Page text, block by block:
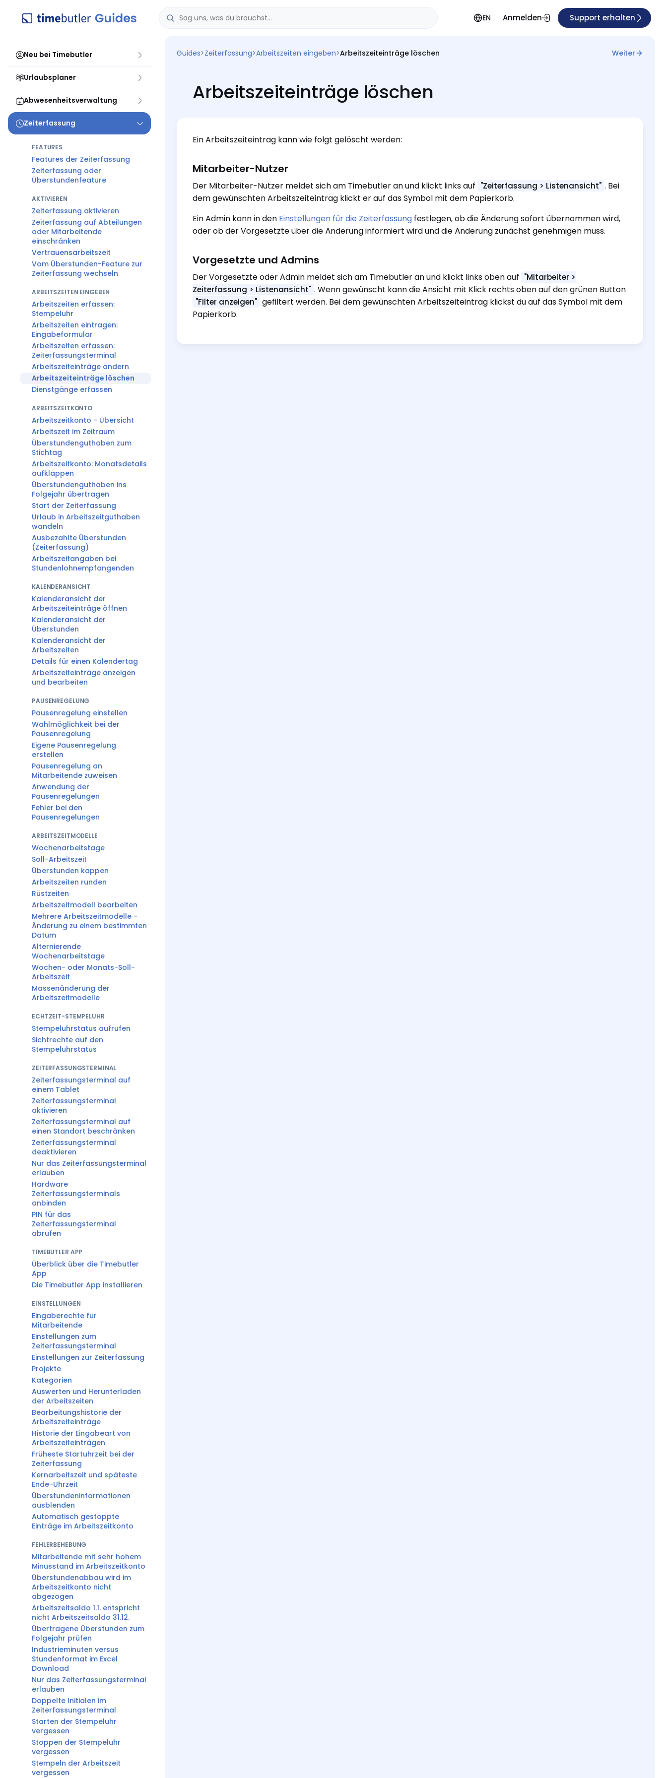
EN Anmelden Support erhalten
Neu bei Timebutler
Urlaubsplaner
Abwesenheitsverwaltung
Zeiterfassung
FEATURES
Features der Zeiterfassung
Zeiterfassung oder
Überstundenfeature
AKTIVIEREN
Zeiterfassung aktivieren
Zeiterfassung auf Abteilungen
oder Mitarbeitende
einschränken
Vertrauensarbeitszeit
Vom Überstunden-Feature zur
Zeiterfassung wechseln
ARBEITSZEITEN EINGEBEN
Arbeitszeiten erfassen:
Stempeluhr
Arbeitszeiten eintragen:
Eingabeformular
Arbeitszeiten erfassen:
Zeiterfassungsterminal
Arbeitszeiteinträge ändern
Arbeitszeiteinträge löschen
Dienstgänge erfassen
ARBEITSZEITKONTO
Arbeitszeitkonto - Übersicht
Arbeitszeit im Zeitraum
Überstundenguthaben zum
Stichtag
Arbeitszeitkonto: Monatsdetails
aufklappen
Überstundenguthaben ins
Folgejahr übertragen
Start der Zeiterfassung
Urlaub in Arbeitszeitguthaben
wandeln
Ausbezahlte Überstunden
(Zeiterfassung)
Arbeitszeitangaben bei
Stundenlohnempfangenden
KALENDERANSICHT
Kalenderansicht der
Arbeitszeiteinträge öffnen
Kalenderansicht der
Überstunden
Kalenderansicht der
Arbeitszeiten
Details für einen Kalendertag
Arbeitszeiteinträge anzeigen
und bearbeiten
PAUSENREGELUNG
Pausenregelung einstellen
Wahlmöglichkeit bei der
Pausenregelung
Eigene Pausenregelung
erstellen
Pausenregelung an
Mitarbeitende zuweisen
Anwendung der
Pausenregelungen
Fehler bei den
Pausenregelungen
ARBEITSZEITMODELLE
Wochenarbeitstage
Soll-Arbeitszeit
Überstunden kappen
Arbeitszeiten runden
Rüstzeiten
Arbeitszeitmodell bearbeiten
Mehrere Arbeitszeitmodelle -
Änderung zu einem bestimmten
Datum
Alternierende
Wochenarbeitstage
Wochen- oder Monats-Soll-
Arbeitszeit
Massenänderung der
Arbeitszeitmodelle
ECHTZEIT-STEMPELUHR
Stempeluhrstatus aufrufen
Sichtrechte auf den
Stempeluhrstatus
ZEITERFASSUNGSTERMINAL
Zeiterfassungsterminal auf
einem Tablet
Zeiterfassungsterminal
aktivieren
Zeiterfassungsterminal auf
einen Standort beschränken
Zeiterfassungsterminal
deaktivieren
Nur das Zeiterfassungsterminal
erlauben
Hardware
Zeiterfassungsterminals
anbinden
PIN für das
Zeiterfassungsterminal
abrufen
TIMEBUTLER APP
Überblick über die Timebutler
App
Die Timebutler App installieren
EINSTELLUNGEN
Eingaberechte für
Mitarbeitende
Einstellungen zum
Zeiterfassungsterminal
Einstellungen zur Zeiterfassung
Projekte
Kategorien
Auswerten und Herunterladen
der Arbeitszeiten
Bearbeitungshistorie der
Arbeitszeiteinträge
Historie der Eingabeart von
Arbeitszeiteinträgen
Früheste Startuhrzeit bei der
Zeiterfassung
Kernarbeitszeit und späteste
Ende-Uhrzeit
Überstundeninformationen
ausblenden
Automatisch gestoppte
Einträge im Arbeitszeitkonto
FEHLERBEHEBUNG
Mitarbeitende mit sehr hohem
Minusstand im Arbeitszeitkonto
Überstundenabbau wird im
Arbeitszeitkonto nicht
abgezogen
Arbeitszeitsaldo 1.1. entspricht
nicht Arbeitszeitsaldo 31.12.
Übertragene Überstunden zum
Folgejahr prüfen
Industrieminuten versus
Stundenformat im Excel
Download
Nur das Zeiterfassungsterminal
erlauben
Doppelte Initialen im
Zeiterfassungsterminal
Starten der Stempeluhr
vergessen
Stoppen der Stempeluhr
vergessen
Stempeln der Arbeitszeit
vergessen
Guides>Zeiterfassung>Arbeitszeiten eingeben>Arbeitszeiteinträge löschen Weiter
Arbeitszeiteinträge löschen
Ein Arbeitszeiteintrag kann wie folgt gelöscht werden:
Mitarbeiter-Nutzer
Der Mitarbeiter-Nutzer meldet sich am Timebutler an und klickt links auf "Zeiterfassung > Listenansicht" . Bei
dem gewünschten Arbeitszeiteintrag klickt er auf das Symbol mit dem Papierkorb.
Ein Admin kann in den Einstellungen für die Zeiterfassung festlegen, ob die Änderung sofort übernommen wird,
oder ob der Vorgesetzte über die Änderung informiert wird und die Änderung zunächst genehmigen muss.
Vorgesetzte und Admins
Der Vorgesetzte oder Admin meldet sich am Timebutler an und klickt links oben auf "Mitarbeiter >
Zeiterfassung > Listenansicht" . Wenn gewünscht kann die Ansicht mit Klick rechts oben auf den grünen Button
"Filter anzeigen" gefiltert werden. Bei dem gewünschten Arbeitszeiteintrag klickst du auf das Symbol mit dem
Papierkorb.